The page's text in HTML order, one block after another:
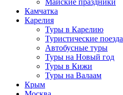
Камчатка
Карелия
Туры в Карелию
Туристические поезда
Автобусные туры
Туры на Новый год
Туры в Кижи
Туры на Валаам
Крым